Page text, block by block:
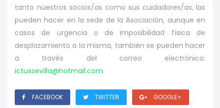
tanto nuestros socios/as como sus cuidadores/as, las
pueden hacer en la sede de la Asociación, aunque en
casos de urgencia o de imposibilidad física de
desplazamiento a la misma, también se pueden hacer
a través del correo electrónico:
ictussevilla@hotmail.com
FACEBOOK TWITTER GOOGLE+